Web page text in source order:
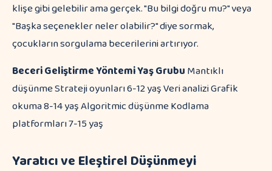
klişe gibi gelebilir ama gerçek. "Bu bilgi doğru mu?" veya
"Başka seçenekler neler olabilir?" diye sormak,
çocukların sorgulama becerilerini artırıyor.
BeceriGeliştirme YöntemiYaş GrubuMantıklı
düşünme Strateji oyunları 6-12 yaş Veri analizi Grafik
okuma 8-14 yaş Algoritmic düşünme Kodlama
platformları 7-15 yaş
Yaratıcı ve Eleştirel Düşünmeyi